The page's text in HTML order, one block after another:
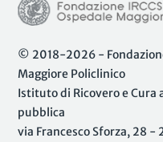
© 2018-2026 -
Maggiore Policlinico
Istituto di Ricovero e
pubblica
via Francesco Sforza, 28 -